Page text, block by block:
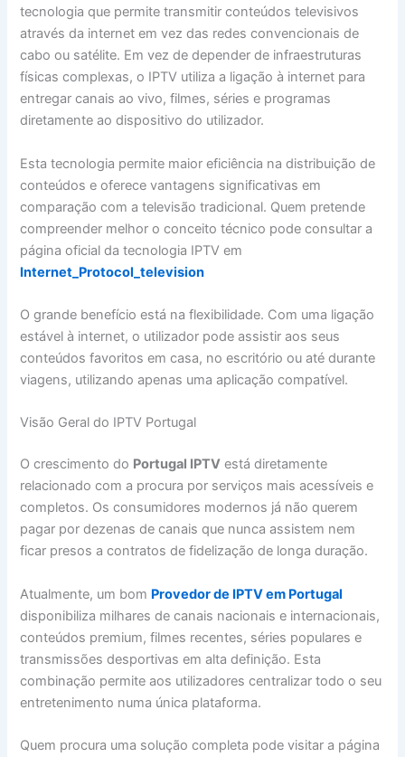
tecnologia que permite transmitir conteúdos televisivos
através da internet em vez das redes convencionais de
cabo ou satélite. Em vez de depender de infraestruturas
físicas complexas, o IPTV utiliza a ligação à internet para
entregar canais ao vivo, filmes, séries e programas
diretamente ao dispositivo do utilizador.
Esta tecnologia permite maior eficiência na distribuição de
conteúdos e oferece vantagens significativas em
comparação com a televisão tradicional. Quem pretende
compreender melhor o conceito técnico pode consultar a
página oficial da tecnologia IPTV em
Internet_Protocol_television
O grande benefício está na flexibilidade. Com uma ligação
estável à internet, o utilizador pode assistir aos seus
conteúdos favoritos em casa, no escritório ou até durante
viagens, utilizando apenas uma aplicação compatível.
Visão Geral do IPTV Portugal
O crescimento do Portugal IPTV está diretamente
relacionado com a procura por serviços mais acessíveis e
completos. Os consumidores modernos já não querem
pagar por dezenas de canais que nunca assistem nem
ficar presos a contratos de fidelização de longa duração.
Atualmente, um bom Provedor de IPTV em Portugal
disponibiliza milhares de canais nacionais e internacionais,
conteúdos premium, filmes recentes, séries populares e
transmissões desportivas em alta definição. Esta
combinação permite aos utilizadores centralizar todo o seu
entretenimento numa única plataforma.
Quem procura uma solução completa pode visitar a página